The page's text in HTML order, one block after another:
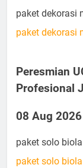
paket dekorasi
paket dekorasi
Peresmian
Profesional
08 Aug
paket solo biola
paket solo biola